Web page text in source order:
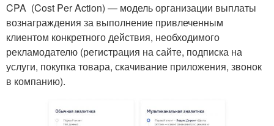
CPA (Cost Per Action) — модель организации выплаты
вознаграждения за выполнение привлеченным
клиентом конкретного действия, необходимого
рекламодателю (регистрация на сайте, подписка на
услуги, покупка товара, скачивание приложения, звонок
в компанию).